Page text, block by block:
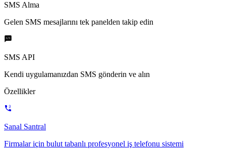
SMS Alma
Gelen SMS mesajlarını tek panelden takip edin
SMS API
Kendi uygulamanızdan SMS gönderin ve alın
Özellikler
Sanal Santral
Firmalar için bulut tabanlı profesyonel iş telefonu sistemi